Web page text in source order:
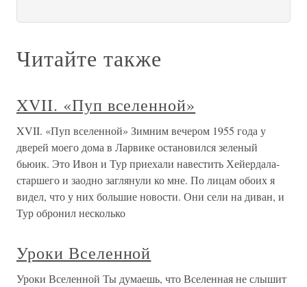
Читайте также
XVII. «Пуп вселенной»
XVII. «Пуп вселенной» Зимним вечером 1955 года у
дверей моего дома в Ларвике остановился зеленый
бьюик. Это Ивон и Тур приехали навестить Хейердала-
старшего и заодно заглянули ко мне. По лицам обоих я
видел, что у них большие новости. Они сели на диван, и
Тур обронил несколько
Уроки Вселенной
Уроки Вселенной Ты думаешь, что Вселенная не слышит